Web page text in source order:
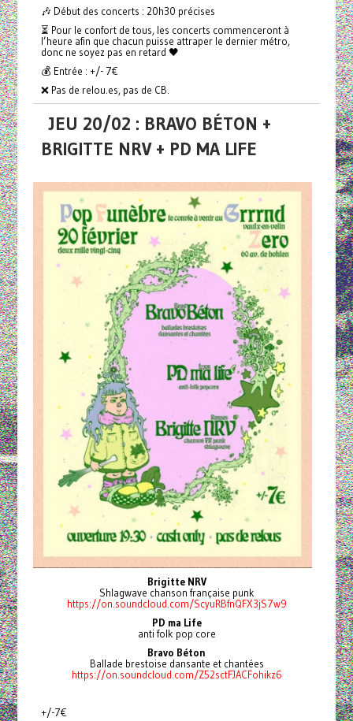
🎶 Début des concerts : 20h30 précises
⏳ Pour le confort de tous, les concerts commenceront à
l’heure afin que chacun puisse attraper le dernier métro,
donc ne soyez pas en retard 🖤
💰 Entrée : +/- 7€
❌ Pas de relou.es, pas de CB.
JEU 20/02 : BRAVO BÉTON +
BRIGITTE NRV + PD MA LIFE
Brigitte NRV
Shlagwave chanson française punk
https://on.soundcloud.com/ScyuRBfnQFX3jS7w9
PD ma Life
anti folk pop core
Bravo Béton
Ballade brestoise dansante et chantées
https://on.soundcloud.com/Z52sctFJACFohikz6
+/-7€